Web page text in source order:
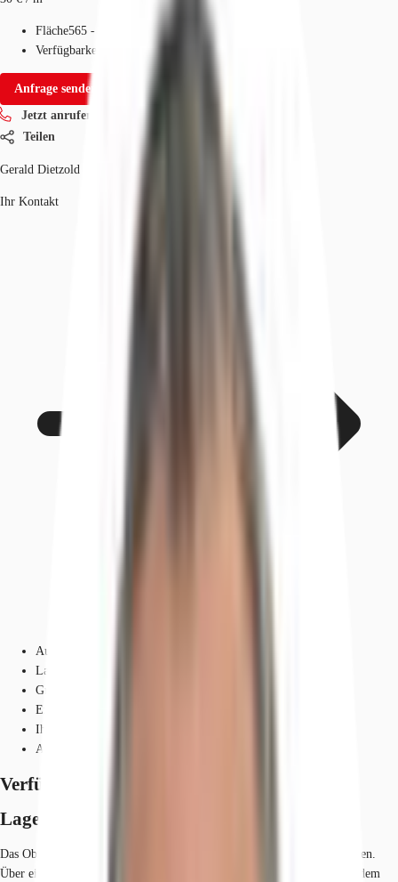
Fläche565 - 13.684 m²
Verfügbarkeit
Anfrage senden
Jetzt anrufen
Teilen
Gerald Dietzold
Ihr Kontakt
Ausstattung
Lage und Verkehrsanbindung
Grundrisse
Exposé herunterladen
Ihr Kontakt
Anfrage senden
Verfügbare Fläche
Lage und Verkehrsanbindung
Das Objekt befindet sich im Bezirk Charlottenburg, am Spreeufer gelegen.
Über einen Uferweg gelangt man fußläufig zum Regierungsviertel und dem